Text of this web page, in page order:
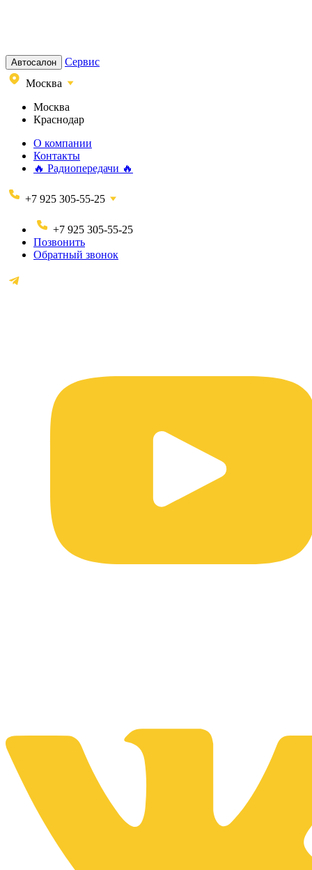
Автосалон
Сервис
Москва
Москва
Краснодар
О компании
Контакты
🔥 Радиопередачи 🔥
+7 925 305-55-25
+7 925 305-55-25
Позвонить
Обратный звонок